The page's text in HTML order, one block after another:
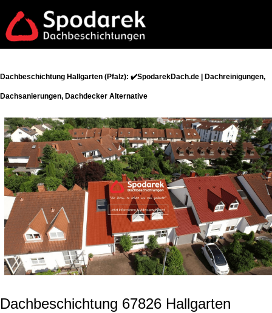
Dachbeschichtung Hallgarten (Pfalz): ✔️SpodarekDach.de | Dachreinigungen,
Dachsanierungen, Dachdecker Alternative
Dachbeschichtung 67826 Hallgarten